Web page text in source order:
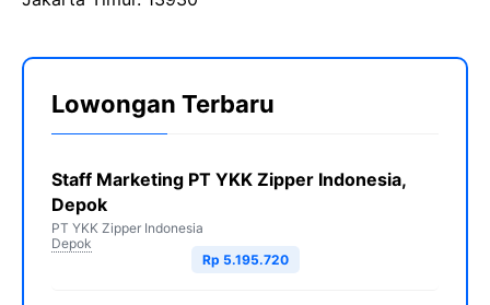
Lowongan Terbaru
Staff Marketing PT YKK Zipper Indonesia,
Depok
PT YKK Zipper Indonesia
Depok
Rp 5.195.720